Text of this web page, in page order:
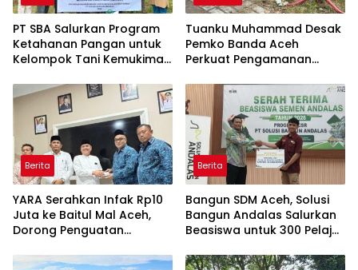
PT SBA Salurkan Program
Ketahanan Pangan untuk
Kelompok Tani Kemukiman
Tuanku Muhammad Desak
Pemko Banda Aceh
Perkuat Pengamanan
Berita
YARA Serahkan Infak Rp10
Juta ke Baitul Mal Aceh,
Dorong Penguatan
Amanah
Berita
Bangun SDM Aceh, Solusi
Bangun Andalas Salurkan
Beasiswa untuk 300 Pelajar